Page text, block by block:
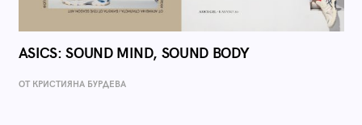
ASICS: SOUND MIND, SOUND BODY
ОТ КРИСТИЯНА БУРДЕВА